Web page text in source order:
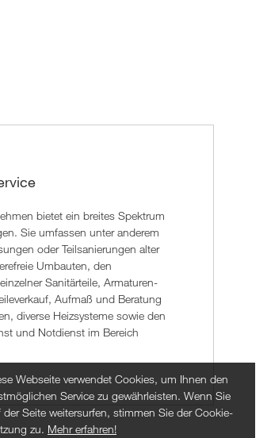
bietet ein breites Spektrum
Sie umfassen unter anderem
oder Teilsanierungen alter
Umbauten, den
Sanitärteile, Armaturen-
Aufmaß und Beratung
diverse Heizsysteme sowie den
und Notdienst im Bereich
Webseite verwendet Cookies, um Ihnen den
Service zu gewährleisten. Wenn Sie
der Seite weitersurfen, stimmen Sie der Cookie-
zu. Mehr erfahren!